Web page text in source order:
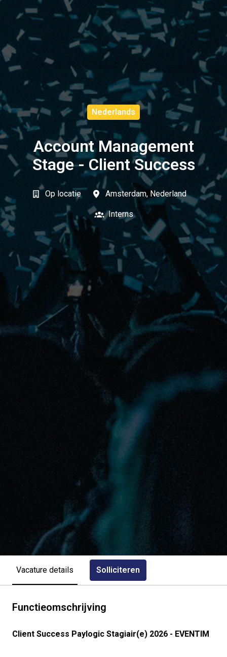
Nederlands
Account Management
Stage - Client Success
Op locatie Amsterdam, Nederland
Interns
Vacature details Solliciteren
Functieomschrijving
Client Success Paylogic Stagiair(e) 2026 - EVENTIM